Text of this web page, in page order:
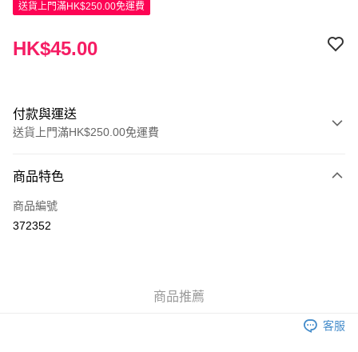
送貨上門滿HK$250.00免運費
HK$45.00
付款與運送
送貨上門滿HK$250.00免運費
信用卡
Apple Pay
商品特色
商品編號
372352
商品推薦
客服